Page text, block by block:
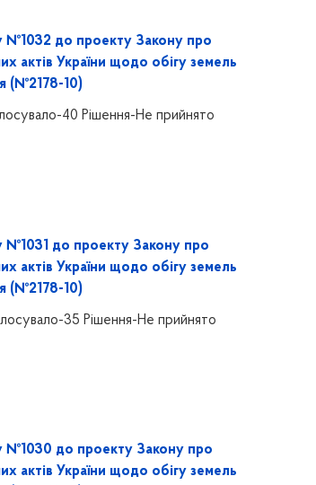
№1032 до проекту Закону про
актів України щодо обігу земель
(№2178-10)
40 Рішення-Не прийнято
№1031 до проекту Закону про
актів України щодо обігу земель
(№2178-10)
35 Рішення-Не прийнято
№1030 до проекту Закону про
актів України щодо обігу земель